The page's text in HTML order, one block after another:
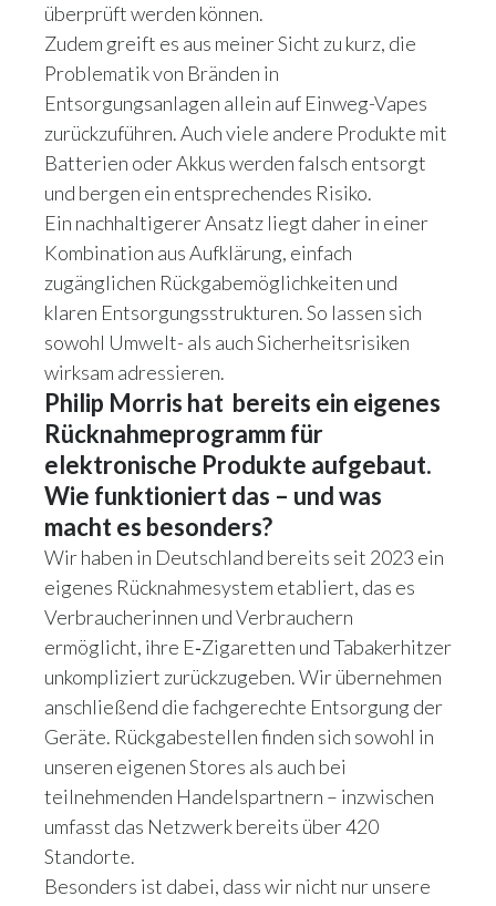
überprüft werden können.
Zudem greift es aus meiner Sicht zu kurz, die
Problematik von Bränden in
Entsorgungsanlagen allein auf Einweg-Vapes
zurückzuführen. Auch viele andere Produkte mit
Batterien oder Akkus werden falsch entsorgt
und bergen ein entsprechendes Risiko.
Ein nachhaltigerer Ansatz liegt daher in einer
Kombination aus Aufklärung, einfach
zugänglichen Rückgabemöglichkeiten und
klaren Entsorgungsstrukturen. So lassen sich
sowohl Umwelt- als auch Sicherheitsrisiken
wirksam adressieren.
Philip Morris hat bereits ein eigenes
Rücknahmeprogramm für
elektronische Produkte aufgebaut.
Wie funktioniert das – und was
macht es besonders?
Wir haben in Deutschland bereits seit 2023 ein
eigenes Rücknahmesystem etabliert, das es
Verbraucherinnen und Verbrauchern
ermöglicht, ihre E‑Zigaretten und Tabakerhitzer
unkompliziert zurückzugeben. Wir übernehmen
anschließend die fachgerechte Entsorgung der
Geräte. Rückgabestellen finden sich sowohl in
unseren eigenen Stores als auch bei
teilnehmenden Handelspartnern – inzwischen
umfasst das Netzwerk bereits über 420
Standorte.
Besonders ist dabei, dass wir nicht nur unsere